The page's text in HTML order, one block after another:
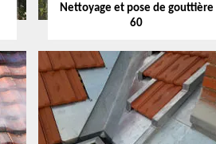
Nettoyage et pose de gouttière
60